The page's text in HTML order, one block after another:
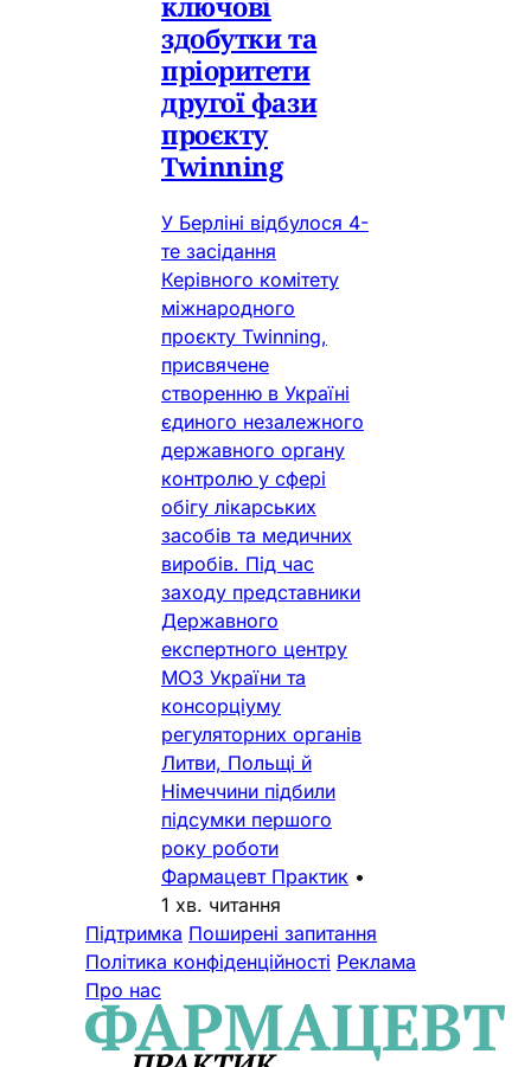
здобутки та
пріоритети
другої фази
проєкту
Twinning
У Берліні відбулося 4-
те засідання
Керівного комітету
міжнародного
проєкту Twinning,
присвячене
створенню в Україні
єдиного незалежного
державного органу
контролю у сфері
обігу лікарських
засобів та медичних
виробів. Під час
заходу представники
Державного
експертного центру
МОЗ України та
консорціуму
регуляторних органів
Литви, Польщі й
Німеччини підбили
підсумки першого
року роботи
Фармацевт Практик •
1 хв. читання
Підтримка Поширені запитання
Політика конфіденційності Реклама
Про нас